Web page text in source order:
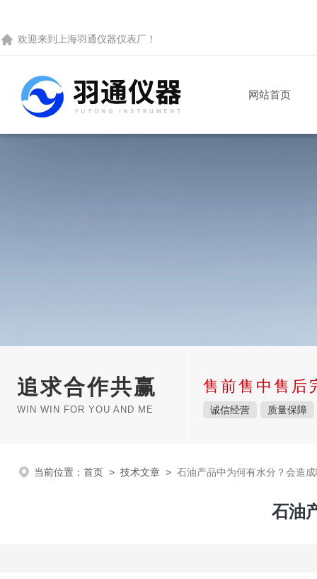
欢迎来到 上海羽通仪器仪表厂 ！
网站首页
追求合作共赢
WIN WIN FOR YOU AND ME
售前售中售后
诚信经营 质量保障
当前位置： 首页 > 技术文章 > 石油产品中为何有水分？会造
石油